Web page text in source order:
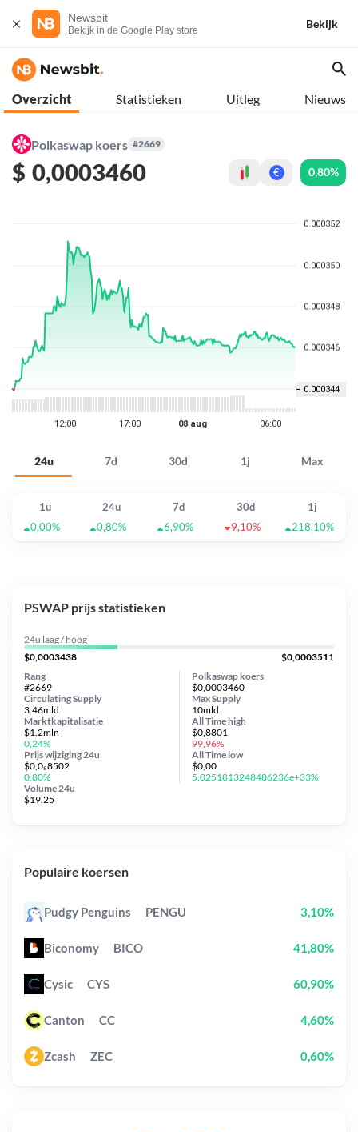
Newsbit
Bekijk in de Google Play store
Bekijk
Overzicht Statistieken Uitleg Nieuws
Polkaswap koers #2669
$ 0,0003460 € 0,80%
24u 7d 30d 1j Max
1u 24u 7d 30d
1j
0,00%
0,80% 6,90% 9,10% 218,10%
PSWAP prijs statistieken
24u laag / hoog
$0,0003438
$0,0003511
Polkaswap koers
$0,0003460
Circulating Supply
3.46mld
Prijs wijziging 24u
$0,0₆8502
0,80%
Max Supply
10mld
Marktkapitalisatie
$1.2mln
0,24%
Volume 24u
$19.25
Rang
#2669
All Timehigh
$0,8801
99,96%
All Time low
$0,00
5.0251813248486236e+33%
Populaire koersen
Pudgy Penguins PENGU 3,10%
Biconomy BICO 41,80%
Cysic CYS 60,90%
Canton CC 4,60%
Zcash ZEC 0,60%